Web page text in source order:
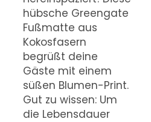
hübsche Greengate
Fußmatte aus
Kokosfasern
begrüßt deine
Gäste mit einem
süßen Blumen-Print.
Gut zu wissen: Um
die Lebensdauer